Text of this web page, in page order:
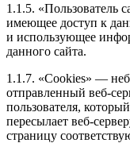
1.1.5. «Пользователь
имеющее доступ к
и использующее
данного сайта.
1.1.7. «Cookies» —
отправленный веб-
пользователя,
пересылает веб-
страницу